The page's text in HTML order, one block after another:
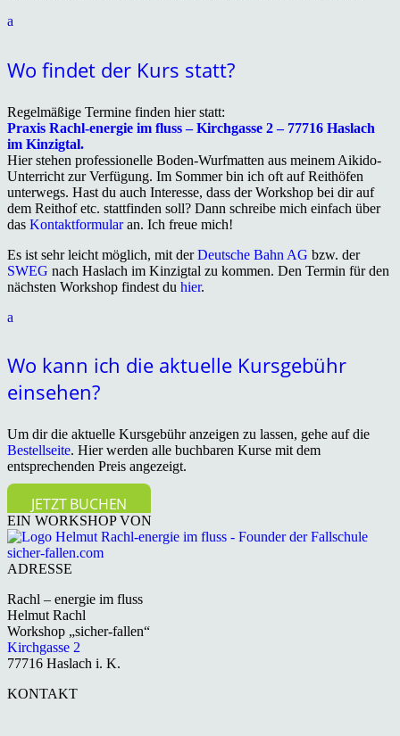
a
Wo findet der Kurs statt?
Regelmäßige Termine finden hier statt:
Praxis Rachl-energie im fluss – Kirchgasse 2 – 77716 Haslach
im Kinzigtal.
Hier stehen professionelle Boden-Wurfmatten aus meinem Aikido-
Unterricht zur Verfügung. Im Sommer bin ich oft auf Reithöfen
unterwegs. Hast du auch Interesse, dass der Workshop bei dir auf
dem Reithof etc. stattfinden soll? Dann schreibe mich einfach über
das Kontaktformularan. Ich freue mich!
Es ist sehr leicht möglich, mit derDeutsche Bahn AG bzw. der
SWEG nach Haslach im Kinzigtal zu kommen. Den Termin für den
nächsten Workshop findest du hier.
a
Wo kann ich die aktuelle Kursgebühr
einsehen?
Um dir die aktuelle Kursgebühr anzeigen zu lassen, gehe auf die
Bestellseite. Hier werden alle buchbaren Kurse mit dem
entsprechenden Preis angezeigt.
JETZT BUCHEN
EIN WORKSHOP VON
ADRESSE
Rachl – energie im fluss
Helmut Rachl
Workshop „sicher-fallen“
Kirchgasse 2
77716 Haslach i. K.
KONTAKT